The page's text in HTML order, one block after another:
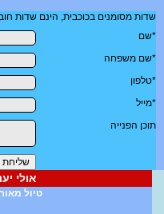
שדות מסומנים בכוכבית, הינם שדות
*שם
*שם משפחה
*טלפון
*מייל
תוכן הפנייה
אולי
טיול